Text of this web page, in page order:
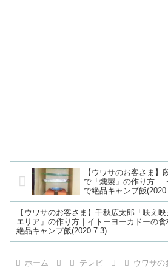
【ウワサのお客さま
で「燻製」の作り方
で絶品キャンプ飯
【ウワサのお客さま】千秋広太郎「映え
エリア」の作り方｜イトーヨーカドーの食
絶品キャンプ飯(2020.7.3)
ホーム テレビ ウワサの